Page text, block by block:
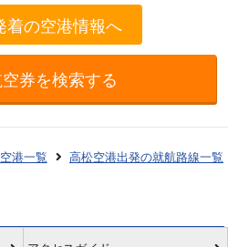
着の空港情報へ
券を検索する
港一覧
高松空港出発の就航路線一覧